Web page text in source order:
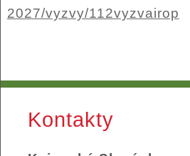
2027/vyzvy/112vyzvairop
Kontakty